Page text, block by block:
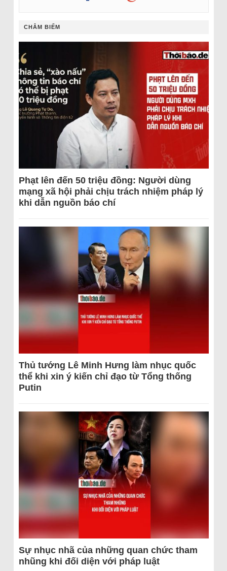
CHÂM BIẾM
Phạt lên đến 50 triệu đồng: Người dùng
mạng xã hội phải chịu trách nhiệm pháp lý
khi dẫn nguồn báo chí
Thủ tướng Lê Minh Hưng làm nhục quốc
thể khi xin ý kiến chỉ đạo từ Tổng thống
Putin
Sự nhục nhã của những quan chức tham
nhũng khi đối diện với pháp luật